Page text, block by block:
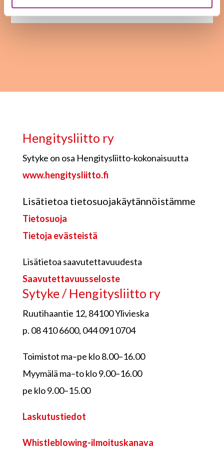
kanssaihmisistämme!
Hengitysliitto ry
Sytyke on osa Hengitysliitto-kokonaisuutta
www.hengitysliitto.fi
Lisätietoa tietosuojakäytännöistämme
Tietosuoja
Tietoja evästeistä
Lisätietoa saavutettavuudesta
Saavutettavuusseloste
Sytyke / Hengitysliitto ry
Ruutihaantie 12, 84100 Ylivieska
p. 08 410 6600, 044 091 0704
Toimistot ma–pe klo 8.00–16.00
Myymälä ma–to klo 9.00–16.00
pe klo 9.00–15.00
Laskutustiedot
Whistleblowing-ilmoituskanava